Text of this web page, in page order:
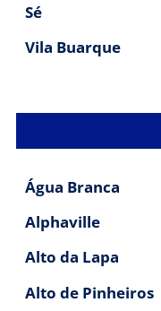
Sé
Vila Buarque
Água Branca
Alphaville
Alto da Lapa
Alto de Pinheiros